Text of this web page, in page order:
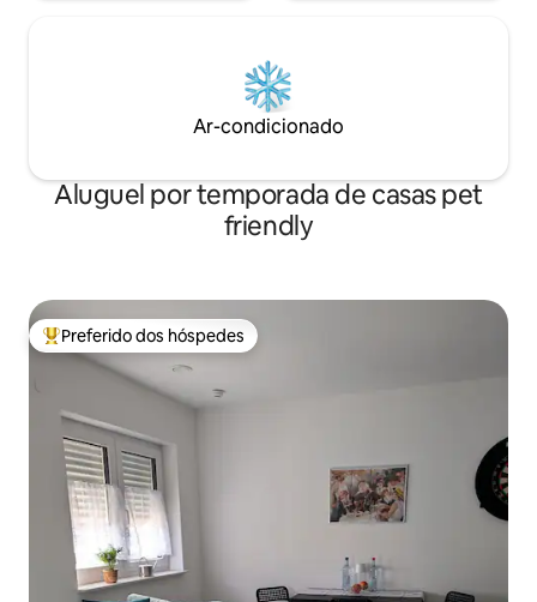
Ar-condicionado
Aluguel por temporada de casas pet
friendly
Entre os melhores preferidos dos hóspedes
Preferido dos hóspedes